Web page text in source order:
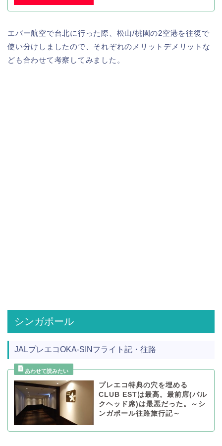
エバー航空で台北に行った際、松山/桃園の2空港を往復で
使い分けしましたので、それぞれのメリットデメリットな
ども合わせて考察してみました。
シンガポール
JALプレエコOKA-SINフライト記・往路
プレエコ特典の穴を埋める
CLUB ESTは最高。最前席(バル
クヘッド席)は最悪だった。～シ
ンガポール往路旅行記～